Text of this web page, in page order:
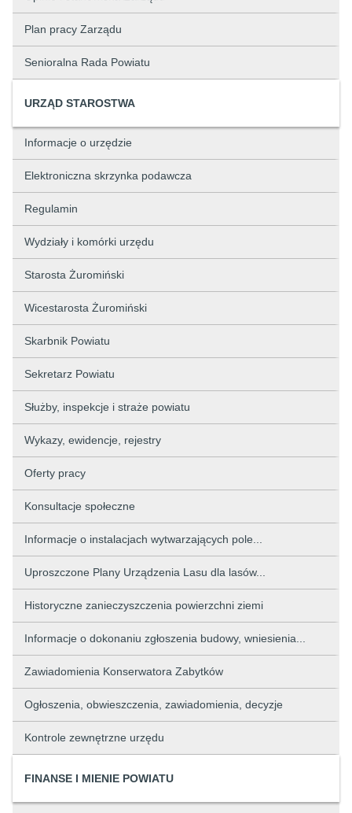
Plan pracy Zarządu
Senioralna Rada Powiatu
URZĄD STAROSTWA
Informacje o urzędzie
Elektroniczna skrzynka podawcza
Regulamin
Wydziały i komórki urzędu
Starosta Żuromiński
Wicestarosta Żuromiński
Skarbnik Powiatu
Sekretarz Powiatu
Służby, inspekcje i straże powiatu
Wykazy, ewidencje, rejestry
Oferty pracy
Konsultacje społeczne
Informacje o instalacjach wytwarzających pole...
Uproszczone Plany Urządzenia Lasu dla lasów...
Historyczne zanieczyszczenia powierzchni ziemi
Informacje o dokonaniu zgłoszenia budowy, wniesienia...
Zawiadomienia Konserwatora Zabytków
Ogłoszenia, obwieszczenia, zawiadomienia, decyzje
Kontrole zewnętrzne urzędu
FINANSE I MIENIE POWIATU